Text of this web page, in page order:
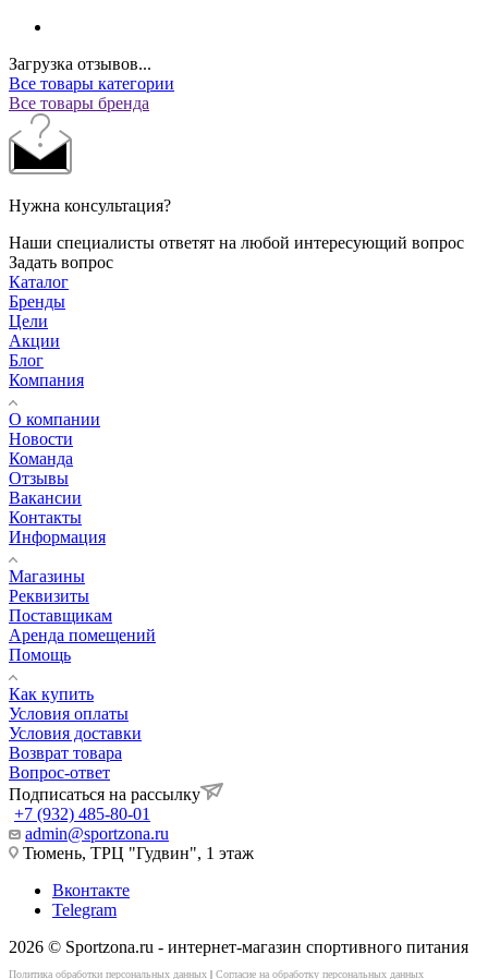
Загрузка отзывов...
Все товары категории
Все товары бренда
Нужна консультация?
Наши специалисты ответят на любой интересующий вопрос
Задать вопрос
Каталог
Бренды
Цели
Акции
Блог
Компания
О компании
Новости
Команда
Отзывы
Вакансии
Контакты
Информация
Магазины
Реквизиты
Поставщикам
Аренда помещений
Помощь
Как купить
Условия оплаты
Условия доставки
Возврат товара
Вопрос-ответ
Подписаться на рассылку
+7 (932) 485-80-01
admin@sportzona.ru
Тюмень, ТРЦ "Гудвин", 1 этаж
Вконтакте
Telegram
2026 © Sportzona.ru - интернет-магазин спортивного питания
Политика обработки персональных данных | Согласие на обработку персональных данных